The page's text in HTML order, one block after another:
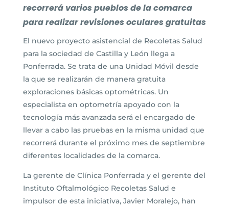
recorrerá varios pueblos de la comarca
para realizar revisiones oculares gratuitas
El nuevo proyecto asistencial de Recoletas Salud
para la sociedad de Castilla y León llega a
Ponferrada. Se trata de una Unidad Móvil desde
la que se realizarán de manera gratuita
exploraciones básicas optométricas. Un
especialista en optometría apoyado con la
tecnología más avanzada será el encargado de
llevar a cabo las pruebas en la misma unidad que
recorrerá durante el próximo mes de septiembre
diferentes localidades de la comarca.
La gerente de Clínica Ponferrada y el gerente del
Instituto Oftalmológico Recoletas Salud e
impulsor de esta iniciativa, Javier Moralejo, han